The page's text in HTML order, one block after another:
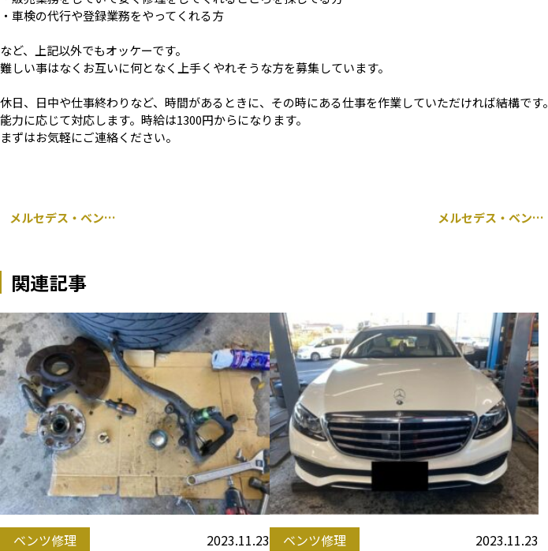
・車検の代行や登録業務をやってくれる方
など、上記以外でもオッケーです。
難しい事はなくお互いに何となく上手くやれそうな方を募集しています。
休日、日中や仕事終わりなど、時間があるときに、その時にある仕事を作業していただければ結構です。
能力に応じて対応します。時給は1300円からになります。
まずはお気軽にご連絡ください。
メルセデス・ベンツ CLA 117 車検整備 バッテリー オイル交換 千葉市 メルセデス・ベンツ GLC 持ち込み センターコンソールパネル交換 千葉市
関連記事
ベンツ修理
2023.11.23
ベンツ修理
2023.11.23